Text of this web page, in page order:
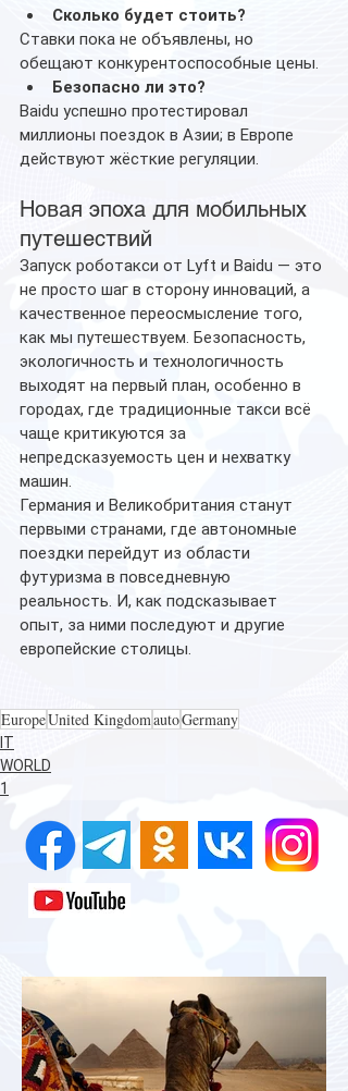
Сколько будет стоить?
Ставки пока не объявлены, но
обещают конкурентоспособные цены.
Безопасно ли это?
Baidu успешно протестировал
миллионы поездок в Азии; в Европе
действуют жёсткие регуляции.
Новая эпоха для мобильных
путешествий
Запуск роботакси от Lyft и Baidu — это
не просто шаг в сторону инноваций, а
качественное переосмысление того,
как мы путешествуем. Безопасность,
экологичность и технологичность
выходят на первый план, особенно в
городах, где традиционные такси всё
чаще критикуются за
непредсказуемость цен и нехватку
машин.
Германия и Великобритания станут
первыми странами, где автономные
поездки перейдут из области
футуризма в повседневную
реальность. И, как подсказывает
опыт, за ними последуют и другие
европейские столицы.
EuropeUnited KingdomautoGermany
IT
WORLD
1